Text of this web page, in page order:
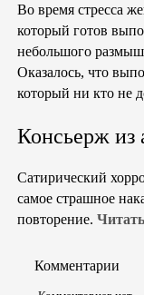
Во время стресса
который готов
небольшого
Оказалось, что
который ни кто не
Консьерж из
Сатирический
самое страшное
повторение.
Комментарии